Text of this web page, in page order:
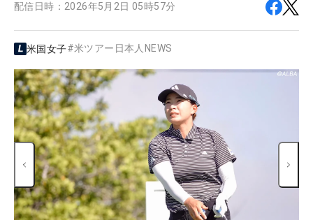
配信日時： 2026年5月2日 05時57分
米国女子#米ツアー日本人NEWS